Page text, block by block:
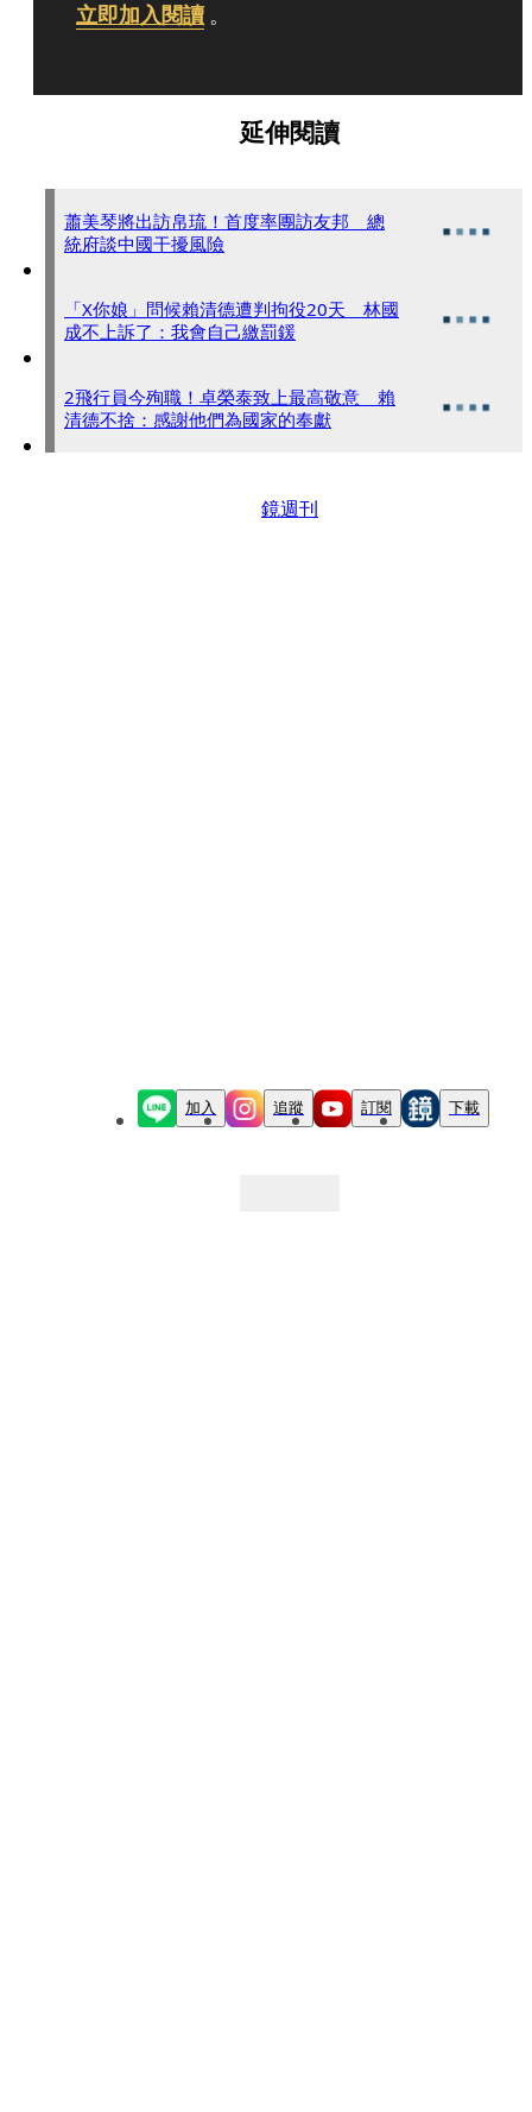
立即加入閱讀 。
延伸閱讀
蕭美琴將出訪帛琉！首度率團訪友邦 總
統府談中國干擾風險
「X你娘」問候賴清德遭判拘役20天 林國
成不上訴了：我會自己繳罰鍰
2飛行員今殉職！卓榮泰致上最高敬意 賴
清德不捨：感謝他們為國家的奉獻
鏡週刊
加入 追蹤 訂閱 下載